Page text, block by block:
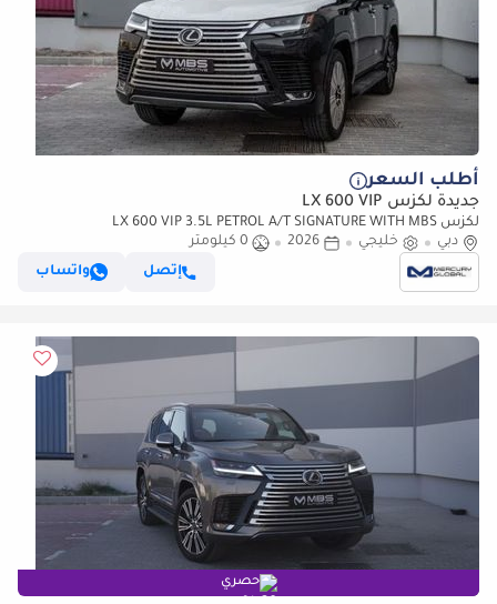
أطلب السعر
جديدة لكزس LX 600 VIP
لكزس LX 600 VIP 3.5L PETROL A/T SIGNATURE WITH MBS
AUTOBIOGRAPHY VIP SEATS (للتصدير فقط)
دبي خليجي 2026
0 كيلومتر
إتصل
واتساب
حصري